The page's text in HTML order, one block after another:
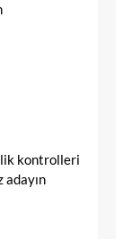
kontrolleri
adayın